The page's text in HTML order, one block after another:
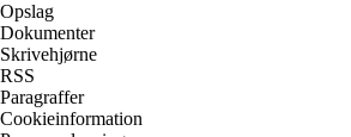
Opslag
Dokumenter
Skrivehjørne
RSS
Paragraffer
Cookieinformation